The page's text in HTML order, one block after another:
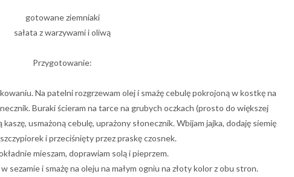
gotowane ziemniaki
sałata z warzywami i oliwą
Przygotowanie:
Na patelni rozgrzewam olej i smażę cebulę pokrojoną w kostkę na
Buraki ścieram na tarce na grubych oczkach (prosto do większej
usmażoną cebulę, uprażony słonecznik. Wbijam jajka, dodaję siemię
i przeciśnięty przez praskę czosnek.
mieszam, doprawiam solą i pieprzem.
sezamie i smażę na oleju na małym ogniu na złoty kolor z obu stron.